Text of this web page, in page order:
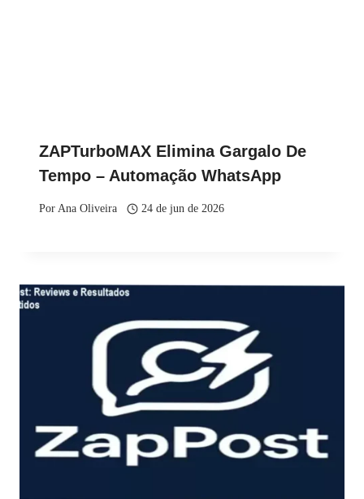
ZAPTurboMAX Elimina Gargalo De
Tempo – Automação WhatsApp
PorAna Oliveira 24 de jun de 2026